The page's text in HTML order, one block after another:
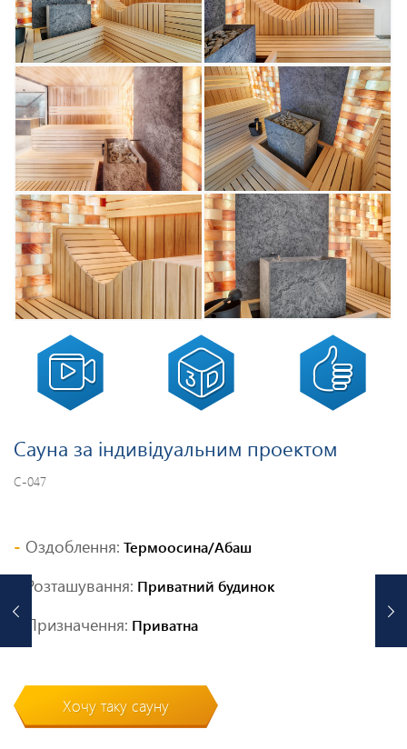
Сауна за індивідуальним проектом
С-047
Оздоблення: Термоосина/Абаш
Розташування: Приватний будинок
Призначення: Приватна
Хочу таку сауну